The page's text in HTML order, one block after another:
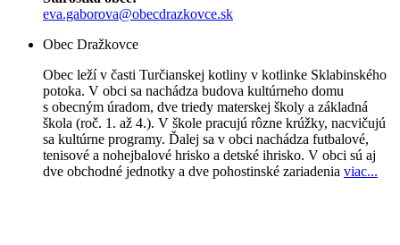
eva.gaborova@obecdrazkovce.sk
Obec Dražkovce
Obec leží v časti Turčianskej kotliny v kotlinke Sklabinského
potoka. V obci sa nachádza budova kultúrneho domu
s obecným úradom, dve triedy materskej školy a základná
škola (roč. 1. až 4.). V škole pracujú rôzne krúžky, nacvičujú
sa kultúrne programy. Ďalej sa v obci nachádza futbalové,
tenisové a nohejbalové hrisko a detské ihrisko. V obci sú aj
dve obchodné jednotky a dve pohostinské zariadenia viac...